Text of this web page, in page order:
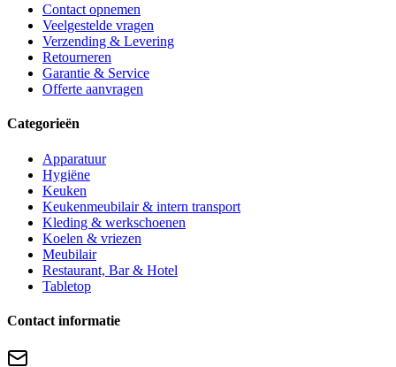
Contact opnemen
Veelgestelde vragen
Verzending & Levering
Retourneren
Garantie & Service
Offerte aanvragen
Categorieën
Apparatuur
Hygiëne
Keuken
Keukenmeubilair & intern transport
Kleding & werkschoenen
Koelen & vriezen
Meubilair
Restaurant, Bar & Hotel
Tabletop
Contact informatie